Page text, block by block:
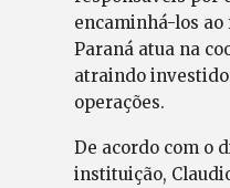
encaminhá-los ao
Paraná atua na
atraindo
operações.
De acordo com o
instituição,